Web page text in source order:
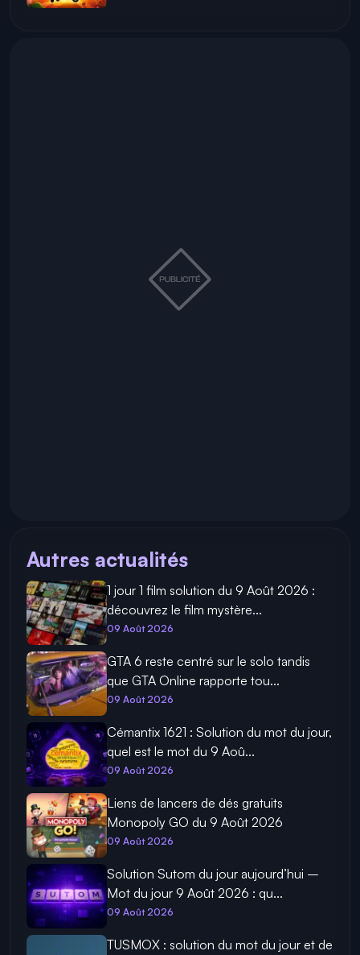
Autres actualités
1 jour 1 film solution du 9 Août 2026 :
découvrez le film mystère...
09 Août 2026
GTA 6 reste centré sur le solo tandis
que GTA Online rapporte tou...
09 Août 2026
Cémantix 1621 : Solution du mot du jour,
quel est le mot du 9 Aoû...
09 Août 2026
Liens de lancers de dés gratuits
Monopoly GO du 9 Août 2026
09 Août 2026
Solution Sutom du jour aujourd’hui –
Mot du jour 9 Août 2026 : qu...
09 Août 2026
TUSMOX : solution du mot du jour et de